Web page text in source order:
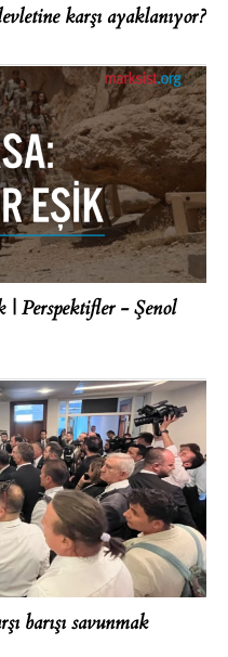
karşı ayaklanıyor?
| Perspektifler - Şenol
barışı savunmak